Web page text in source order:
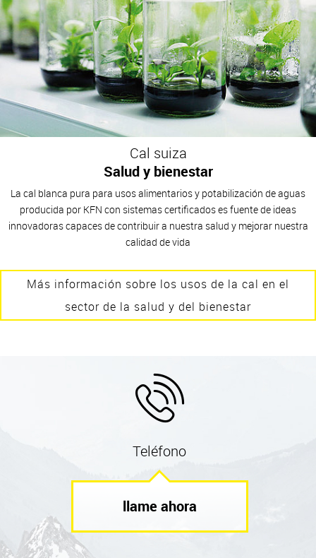
Cal suiza
Salud y bienestar
La cal blanca pura para usos alimentarios y potabilización de aguas
producida por KFN con sistemas certificados es fuente de ideas
innovadoras capaces de contribuir a nuestra salud y mejorar nuestra
calidad de vida
Más información sobre los usos de la cal en el
sector de la salud y del bienestar
Teléfono
llame ahora